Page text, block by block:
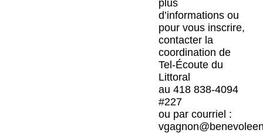
plus
d’informations ou
pour vous inscrire,
contacter la
coordination de
Tel-Écoute du
Littoral
au 418 838-4094
#227
ou par courriel :